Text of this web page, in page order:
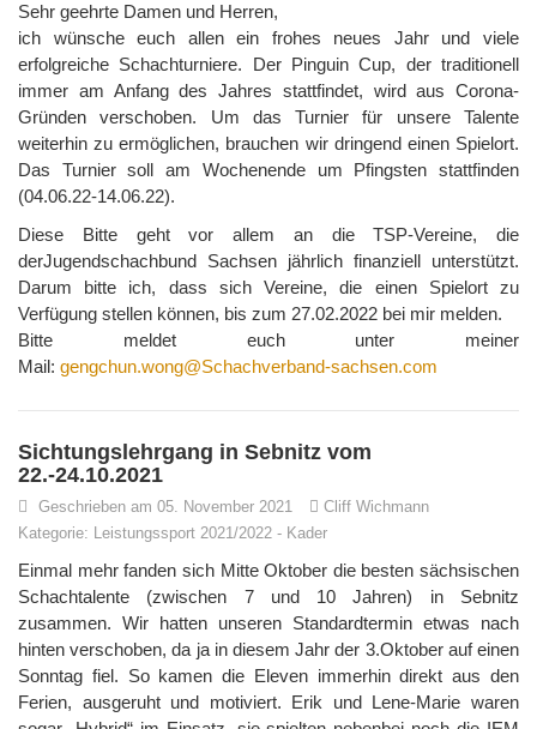
Sehr geehrte Damen und Herren,
ich wünsche euch allen ein frohes neues Jahr und viele
erfolgreiche Schachturniere. Der Pinguin Cup, der traditionell
immer am Anfang des Jahres stattfindet, wird aus Corona-
Gründen verschoben. Um das Turnier für unsere Talente
weiterhin zu ermöglichen, brauchen wir dringend einen Spielort.
Das Turnier soll am Wochenende um Pfingsten stattfinden
(04.06.22-14.06.22).
Diese Bitte geht vor allem an die TSP-Vereine, die
derJugendschachbund Sachsen jährlich finanziell unterstützt.
Darum bitte ich, dass sich Vereine, die einen Spielort zu
Verfügung stellen können, bis zum 27.02.2022 bei mir melden.
Bitte meldet euch unter meiner
Mail: gengchun.wong@Schachverband-sachsen.com
Sichtungslehrgang in Sebnitz vom
22.-24.10.2021
Geschrieben am 05. November 2021
Cliff Wichmann
Kategorie: Leistungssport 2021/2022 - Kader
Einmal mehr fanden sich Mitte Oktober die besten sächsischen
Schachtalente (zwischen 7 und 10 Jahren) in Sebnitz
zusammen. Wir hatten unseren Standardtermin etwas nach
hinten verschoben, da ja in diesem Jahr der 3.Oktober auf einen
Sonntag fiel. So kamen die Eleven immerhin direkt aus den
Ferien, ausgeruht und motiviert. Erik und Lene-Marie waren